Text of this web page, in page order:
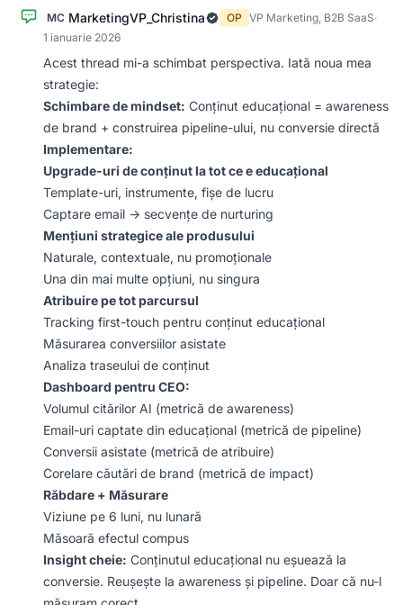
MC MarketingVP_Christina OP VP Marketing, B2B SaaS·
1 ianuarie 2026
Acest thread mi-a schimbat perspectiva. Iată noua mea
strategie:
Schimbare de mindset: Conținut educațional = awareness
de brand + construirea pipeline-ului, nu conversie directă
Implementare:
Upgrade-uri de conținut la tot ce e educațional
Template-uri, instrumente, fișe de lucru
Captare email → secvențe de nurturing
Mențiuni strategice ale produsului
Naturale, contextuale, nu promoționale
Una din mai multe opțiuni, nu singura
Atribuire pe tot parcursul
Tracking first-touch pentru conținut educațional
Măsurarea conversiilor asistate
Analiza traseului de conținut
Dashboard pentru CEO:
Volumul citărilor AI (metrică de awareness)
Email-uri captate din educațional (metrică de pipeline)
Conversii asistate (metrică de atribuire)
Corelare căutări de brand (metrică de impact)
Răbdare + Măsurare
Viziune pe 6 luni, nu lunară
Măsoară efectul compus
Insight cheie: Conținutul educațional nu eșuează la
conversie. Reușește la awareness și pipeline. Doar că nu-l